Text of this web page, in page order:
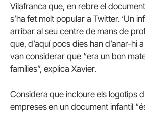
Vilafranca que, en rebre el
s’ha fet molt popular a Twitter. ‘Un
arribar al seu centre de mans de
que, d’aquí pocs dies han d’anar-hi
van considerar que “era un bon
famílies”, explica Xavier.
Considera que incloure els logotips
empreses en un document infantil